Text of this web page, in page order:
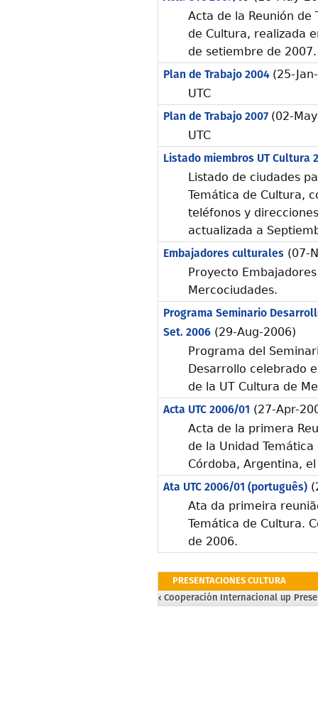
Acta de la Reunión de
de Cultura, realizada
de setiembre de 2007.
Plan de Trabajo 2004 (25-
UTC
Plan de Trabajo 2007 (02-
UTC
Listado miembros UT Cultura
Listado de ciudades
Temática de Cultura,
teléfonos y
actualizada a
Embajadores culturales (07-
Proyecto
Mercociudades.
Programa Seminario
Set. 2006(29-Aug-2006)
Programa del
Desarrollo celebrado
de la UT Cultura de
Acta UTC 2006/01 (27-Apr-
Acta de la primera
de la Unidad
Córdoba, Argentina,
Ata UTC 2006/01 (português)
Ata da primeira
Temática de Cultura.
de 2006.
PRESENTACIONES CULTURA
‹ Cooperación Internacionalup